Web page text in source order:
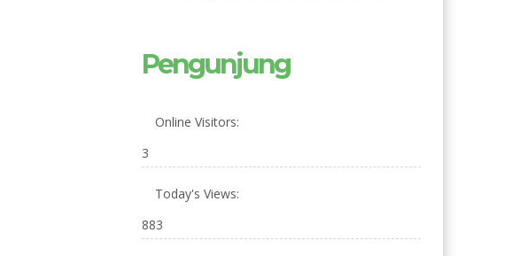
Pengunjung
Online Visitors:
3
Today's Views:
883